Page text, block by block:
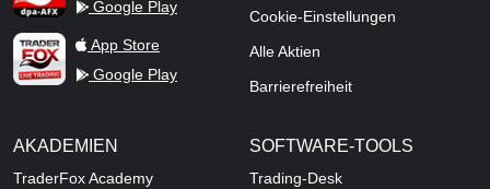
Google Play
TraderFox Live Trading
App Store
Google Play
Cookie-Einstellungen
Alle Aktien
Barrierefreiheit
AKADEMIEN
TraderFox Academy
SOFTWARE-TOOLS
Trading-Desk